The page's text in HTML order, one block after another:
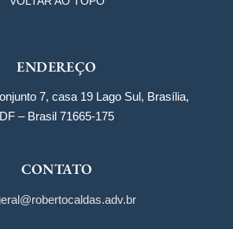
ENDEREÇO
7, casa 19 Lago Sul, Brasília,
DF – Brasil 71665-175
CONTATO